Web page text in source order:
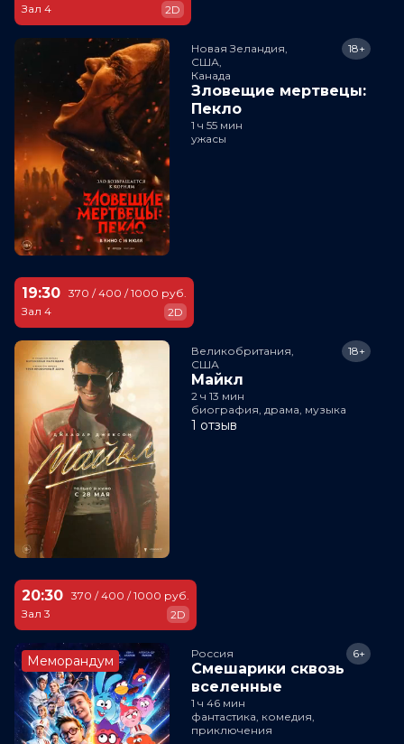
Зал 4
2D
Новая Зеландия,
США,
Канада
Зловещие мертвецы:
Пекло
18+
1 ч 55 мин
ужасы
19:30
Зал 4
370 / 400 / 1000 руб.
2D
Великобритания,
США
Майкл
18+
2 ч 13 мин
биография, драма, музыка
1 отзыв
20:30
Зал 3
370 / 400 / 1000 руб.
2D
Меморандум Россия
Смешарики сквозь
вселенные
6+
1 ч 46 мин
фантастика, комедия,
приключения